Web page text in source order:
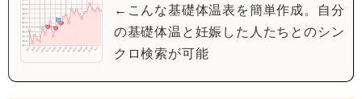
←こんな基礎体温表を簡単作成。自分
の基礎体温と妊娠した人たちとのシン
クロ検索が可能